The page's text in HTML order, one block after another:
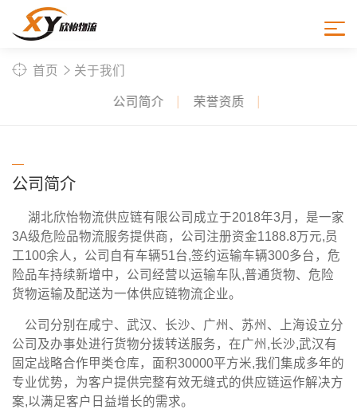
aboutus
关于我们
首页 关于我们
公司简介 荣誉资质
公司简介
湖北欣怡物流供应链有限公司成立于2018年3月，是一家
3A级危险品物流服务提供商，公司注册资金1188.8万元,员
工100余人，公司自有车辆51台,签约运输车辆300多台，危
险品车持续新增中，公司经营以运输车队,普通货物、危险
货物运输及配送为一体供应链物流企业。
公司分别在咸宁、武汉、长沙、广州、苏州、上海设立分
公司及办事处进行货物分拨转送服务，在广州,长沙,武汉有
固定战略合作甲类仓库，面积30000平方米,我们集成多年的
专业优势，为客户提供完整有效无缝式的供应链运作解决方
案,以满足客户日益增长的需求。